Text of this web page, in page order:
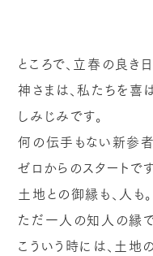
ところで、立春の良き
神さまは、私たちを喜
しみじみです。
何の伝手もない新参
ゼロからのスタートです
土地との御縁も、人も。
ただ一人の知人の縁
こういう時には、土